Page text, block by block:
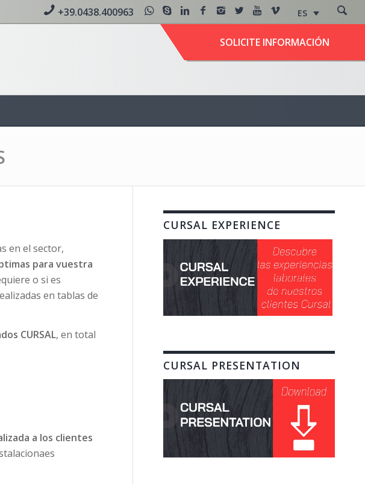
ES
+39.0438.400963
SOLICITE INFORMACIÓN
en el sector,
para vuestra
o si es
en tablas de
CURSAL, en total
a los clientes
CURSAL EXPERIENCE
CURSAL PRESENTATION